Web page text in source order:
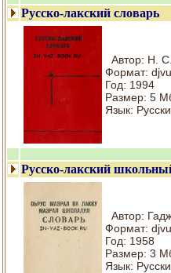
Русско-лакский словарь
Автор: Н.
Формат: djvu
Год: 1994
Размер: 5
Язык:
Русско-лакский
Автор:
Формат: djvu
Год: 1958
Размер: 3
Язык: